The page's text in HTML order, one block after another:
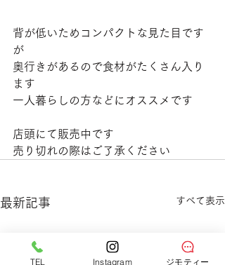
背が低いためコンパクトな見た目です
が
奥行きがあるので食材がたくさん入り
ます
一人暮らしの方などにオススメです
店頭にて販売中です
売り切れの際はご了承ください
最新記事 すべて表示
TEL Instagram ジモティー